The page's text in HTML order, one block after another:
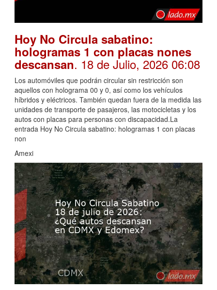
Hoy No Circula sabatino:
hologramas 1 con placas nones
descansan. 18 de Julio, 2026 06:08
Los automóviles que podrán circular sin restricción son
aquellos con holograma 00 y 0, así como los vehículos
híbridos y eléctricos. También quedan fuera de la medida las
unidades de transporte de pasajeros, las motocicletas y los
autos con placas para personas con discapacidad.La
entrada Hoy No Circula sabatino: hologramas 1 con placas
non
Amexi